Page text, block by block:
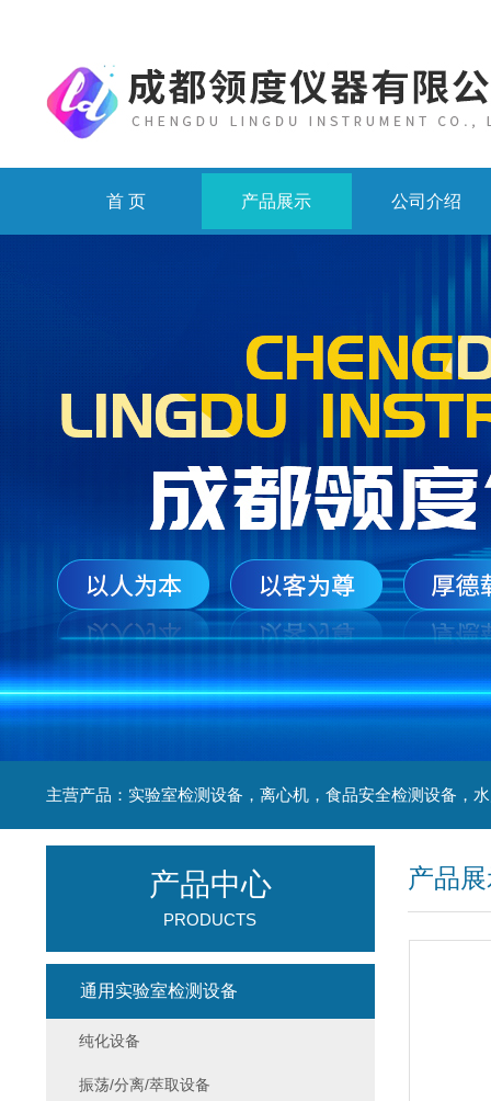
首 页 产品展示 公司介绍
产品
产品中心
PRODUCTS
通用实验室检测设备
纯化设备
振荡/分离/萃取设备